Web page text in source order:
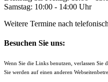
Samstag: 10:00 - 14:00 Uhr
Weitere Termine nach
Besuchen Sie uns:
Wenn Sie die Links benutzen, verlassen Sie
Sie werden auf einen anderen